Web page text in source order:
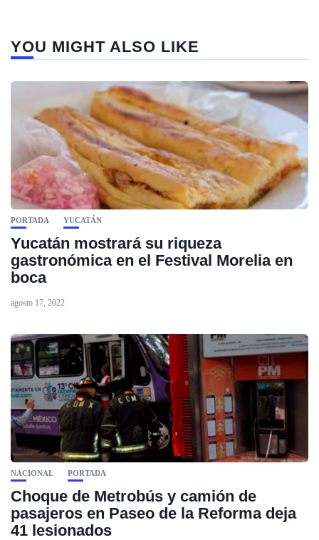
YOU MIGHT ALSO LIKE
PORTADA YUCATÁN
Yucatán mostrará su riqueza
gastronómica en el Festival Morelia en
boca
agosto 17, 2022
NACIONAL PORTADA
Choque de Metrobús y camión de
pasajeros en Paseo de la Reforma deja
41 lesionados